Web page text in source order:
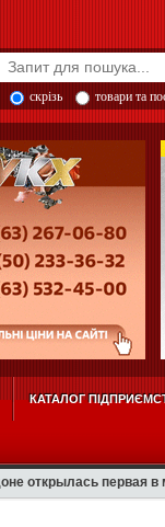
скрізь товари та
КАТАЛОГ
открылась первая